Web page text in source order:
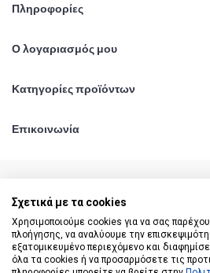
Πληροφορίες
Ο λογαριασμός μου
Κατηγορίες προϊόντων
Επικοινωνία
© 2020 - 2026 katiginetai.gr All
Σχετικά με τα cookies
Χρησιμοποιούμε cookies για να σας
πλοήγησης, να αναλύουμε την
εξατομικευμένο περιεχόμενο και
όλα τα cookies ή να προσαρμόσετε τις